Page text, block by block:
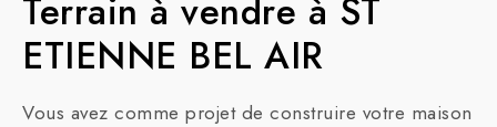
Terrain à vendre à ST
ETIENNE BEL AIR
Vous avez comme projet de construire votre maison